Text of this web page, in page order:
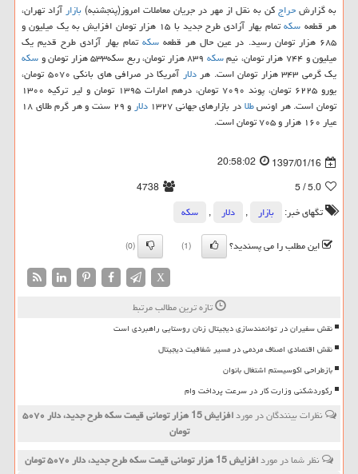
به گزارشحراجكن به نقل از مهر در جریان معاملات امروز(پنجشنبه) بازارآزاد تهران،
هر قطعه سكه
تمام بهار آزادی طرح جدید با ۱۵ هزار تومان افزایش به یك میلیون و
۶۸۵ هزار تومان رسید. در عین حال هر قطعه
سكهتمام بهار آزادی طرح قدیم یك
میلیون و ۷۴۴ هزار تومان، نیم
سكه
سكه
یك گرمی ۳۴۳ هزار تومان است. هر
دلار
آمریكا در صرافی های بانكی ۵۰۷۰ تومان،
یورو ۶۲۲۵ تومان، پوند ۷۰۹۰ تومان، درهم امارات ۱۳۹۵ تومان و لیر تركیه ۱۳۰۰
تومان است. هر اونسطلادر بازارهای جهانی ۱۳۲۷ دلار
و ۲۹ سنت و هر گرم طلای ۱۸
عیار ۱۶۰ هزار و ۷۰۵ تومان است.
1397/01/16
20:58:02
5.0
/ 5
4738
تگهای خبر:
بازار , دلار ,
سكه
این مطلب را می پسندید؟
(1)
(0)
X
تازه ترین مطالب مرتبط
نقش سفیران در توانمندسازی دیجیتال زنان روستایی راهبردی است
نقش اقتصادی اصناف مردمی در مسیر شفافیت دیجیتال
بازطراحی اکوسیستم اشتغال بانوان
رکوردشکنی وزارت کار در سرعت پرداخت وام
نظرات بینندگان در مورد
افزایش 15 هزار تومانی قیمت سكه طرح جدید، دلار ۵۰۷۰
تومان
نظر شما در موردافزایش 15 هزار تومانی قیمت سكه طرح جدید، دلار ۵۰۷۰ تومان